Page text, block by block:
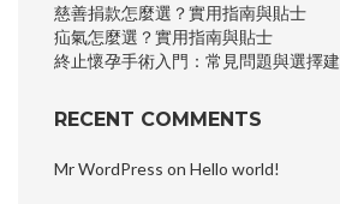
慈善捐款怎麼選？實用指南與貼士
疝氣怎麼選？實用指南與貼士
終止懷孕手術入門：常見問題與選擇
RECENT COMMENTS
Mr WordPress on Hello world!